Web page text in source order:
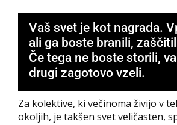
Vaš svet je kot nagrada.
ali ga boste branili,
Če tega ne boste storili,
drugi zagotovo vzeli.
Za kolektive, ki večinoma živijo v
okoljih, je takšen svet veličasten,